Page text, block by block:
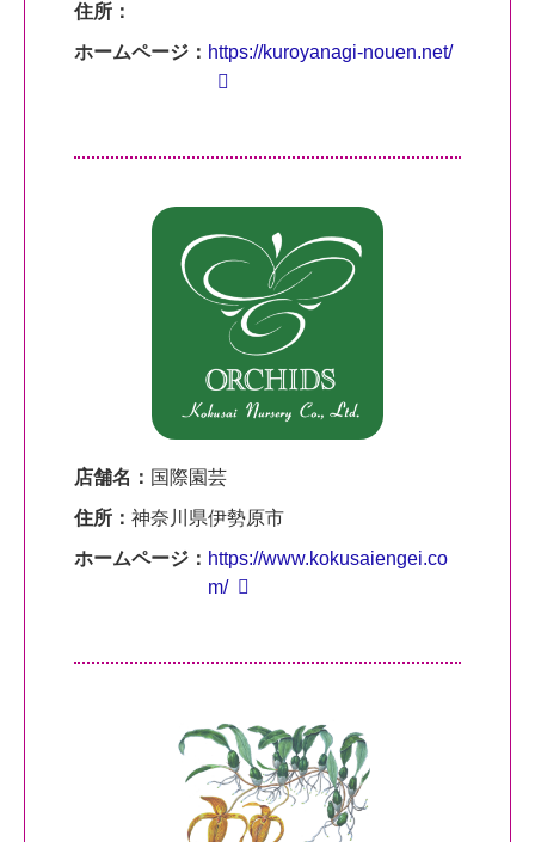
住所：
ホームページ： https://kuroyanagi-nouen.net/
店舗名： 国際園芸
住所： 神奈川県伊勢原市
ホームページ： https://www.kokusaiengei.co
m/